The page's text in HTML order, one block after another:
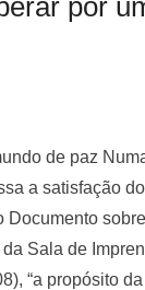
por
de paz
a satisfação
Documento
Sala de
“a propósito